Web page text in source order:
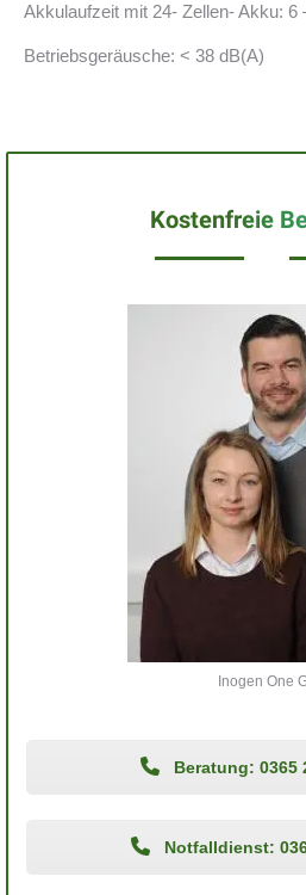
Akkulaufzeit mit 24- Zellen- Akku: 6
Betriebsgeräusche: < 38 dB(A)
Kostenfreie
Inogen One
Beratung: 0365
Notfalldienst: